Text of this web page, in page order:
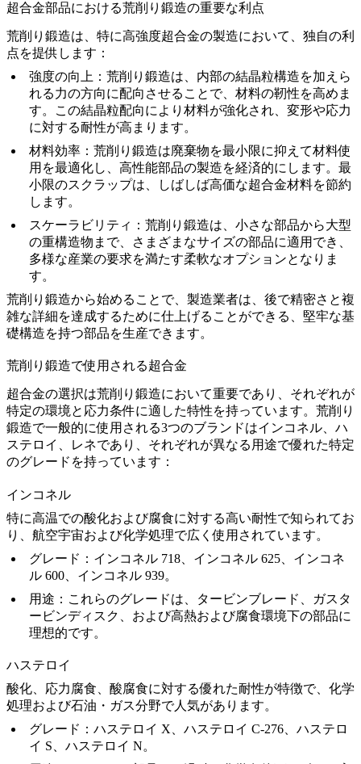
超合金部品における荒削り鍛造の重要な利点
荒削り鍛造は、特に高強度超合金の製造において、独自の利
点を提供します：
強度の向上 ：荒削り鍛造は、内部の結晶粒構造を加えら
れる力の方向に配向させることで、材料の靭性を高めま
す。この結晶粒配向により材料が強化され、変形や応力
に対する耐性が高まります。
材料効率 ：荒削り鍛造は廃棄物を最小限に抑えて材料使
用を最適化し、高性能部品の製造を経済的にします。最
小限のスクラップは、しばしば高価な超合金材料を節約
します。
スケーラビリティ ：荒削り鍛造は、小さな部品から大型
の重構造物まで、さまざまなサイズの部品に適用でき、
多様な産業の要求を満たす柔軟なオプションとなりま
す。
荒削り鍛造から始めることで、製造業者は、後で精密さと複
雑な詳細を達成するために仕上げることができる、堅牢な基
礎構造を持つ部品を生産できます。
荒削り鍛造で使用される超合金
超合金の選択は荒削り鍛造において重要であり、それぞれが
特定の環境と応力条件に適した特性を持っています。荒削り
鍛造で一般的に使用される3つのブランドはインコネル、 ハ
ステロイ 、 レネであり、それぞれが異なる用途で優れた特定
のグレードを持っています：
インコネル
特に高温での酸化および腐食に対する高い耐性で知られてお
り、航空宇宙および化学処理で広く使用されています。
グレード ： インコネル 718 インコネル 625
インコネ
ル 600
インコネル 939。
用途 ：これらのグレードは、タービンブレード、ガスタ
ービンディスク、および高熱および腐食環境下の部品に
理想的です。
ハステロイ
酸化、応力腐食、酸腐食に対する優れた耐性が特徴で、化学
処理および石油・ガス分野で人気があります。
グレード ： ハステロイ X ハステロイ C-276
ハステロ
イ S
ハステロイ N。